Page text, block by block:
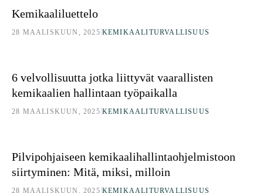
Kemikaaliluettelo
28 MAALISKUUN, 2025 KEMIKAALITURVALLISUUS
6 velvollisuutta jotka liittyvät vaarallisten
kemikaalien hallintaan työpaikalla
28 MAALISKUUN, 2025 KEMIKAALITURVALLISUUS
Pilvipohjaiseen kemikaalihallintaohjelmistoon
siirtyminen: Mitä, miksi, milloin
28 MAALISKUUN, 2025 KEMIKAALITURVALLISUUS